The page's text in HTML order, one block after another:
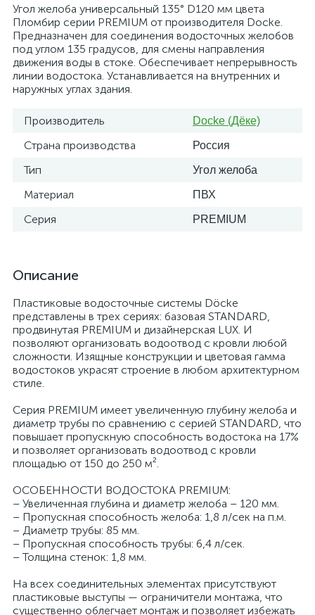
Угол желоба универсальный 135° D120 мм цвета
Пломбир серии PREMIUM от производителя Docke.
Предназначен для соединения водосточных желобов
под углом 135 градусов, для смены направления
движения воды в стоке. Обеспечивает непрерывность
линии водостока. Устанавливается на внутренних и
наружных углах здания.
Производитель Docke (Дёке)
Страна производства Россия
Тип Угол желоба
Материал ПВХ
Серия PREMIUM
Описание
Пластиковые водосточные системы Döcke
представлены в трех сериях: базовая STANDARD,
продвинутая PREMIUM и дизайнерская LUX. И
позволяют организовать водоотвод с кровли любой
сложности. Изящные конструкции и цветовая гамма
водостоков украсят строение в любом архитектурном
стиле.
Серия PREMIUM имеет увеличенную глубину желоба и
диаметр трубы по сравнению с серией STANDARD, что
повышает пропускную способность водостока на 17%
и позволяет организовать водоотвод с кровли
площадью от 150 до 250 м².
ОСОБЕННОСТИ ВОДОСТОКА PREMIUM:
– Увеличенная глубина и диаметр желоба – 120 мм.
– Пропускная способность желоба: 1,8 л/сек на п.м.
– Диаметр трубы: 85 мм.
– Пропускная способность трубы: 6,4 л/сек.
– Толщина стенок: 1,8 мм.
На всех соединительных элементах присутствуют
пластиковые выступы — ограничители монтажа, что
существенно облегчает монтаж и позволяет избежать